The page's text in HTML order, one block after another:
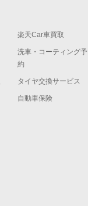
楽天Car車買取
洗車・コーティング予
約
タイヤ交換サービス
自動車保険